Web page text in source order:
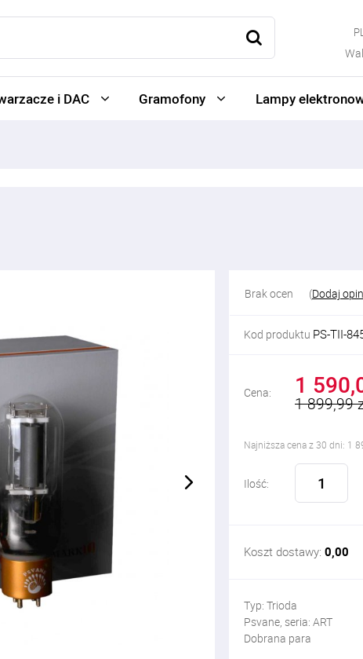
i DAC Gramofony Lampy
Brak ocen (Dodaj
Kod produktu PS-TII-
Cena: 1
1 899,99
Najniższa cena z 30 dni: 1
Ilość:
Koszt dostawy: 0,00
Typ: Trioda
Psvane, seria: ART
Dobrana para